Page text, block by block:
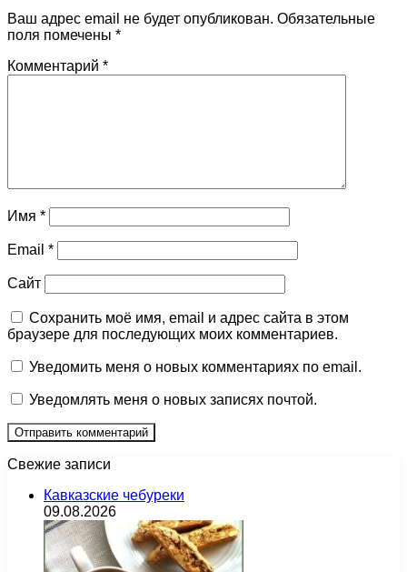
Ваш адрес email не будет опубликован. Обязательные
поля помечены *
Комментарий *
Имя *
Email *
Сайт
Сохранить моё имя, email и адрес сайта в этом
браузере для последующих моих комментариев.
Уведомить меня о новых комментариях по email.
Уведомлять меня о новых записях почтой.
Свежие записи
Кавказские чебуреки
09.08.2026